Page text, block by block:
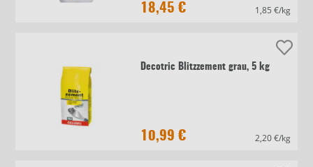
18,45 € 1,85 €/kg
Decotric Blitzzement grau, 5 kg
10,99 € 2,20 €/kg